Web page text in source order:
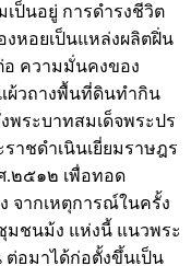
ป็นอยู่ การดำรงชีวิต
หอยเป็นแหล่งผลิตฝิ่น
อ ความมั่นคงของ
ผ้วถางพื้นที่ดินทำกิน
พระบาทสมเด็จพระปร
าชดำเนินเยี่ยมราษฎร
.๒๕๑๒ เพื่อทอด
จากเหตุการณ์ในครั้ง
มชนม้ง แห่งนี้ แนวพระ
อมาได้ก่อตั้งขึ้นเป็น